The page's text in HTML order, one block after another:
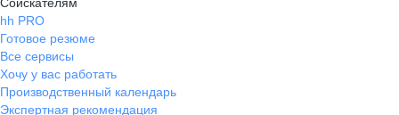
hh PRO
Готовое резюме
Все сервисы
Хочу у вас работать
Производственный календарь
Экспертная рекомендация